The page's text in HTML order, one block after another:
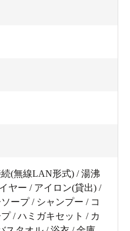
(無線LAN形式) / 湯沸
ヤー / アイロン(貸出) /
ープ / シャンプー / コ
/ ハミガキセット / カ